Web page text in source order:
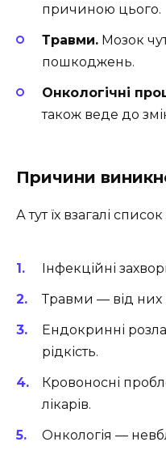
причиною цього.
Травми. Мозок
пошкоджень.
Онкологічні
також веде до
Причини
А тут їх взагалі
Інфекційні
Травми — від них
Ендокринні
рідкість.
Кровоносні
лікарів.
Онкологія —